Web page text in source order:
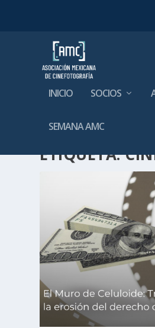
INICIO SOCIOS
SEMANA AMC
ETIQUETA: